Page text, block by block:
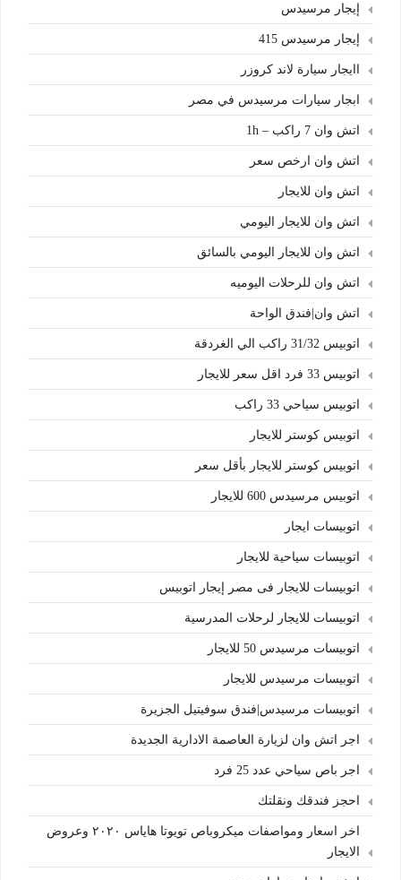
إيجار مرسيدس
إيجار مرسيدس 415
اايجار سيارة لاند كروزر
ابجار سيارات مرسيدس في مصر
اتش وان 7 راكب – 1h
اتش وان ارخص سعر
اتش وان للايجار
اتش وان للايجار اليومي
اتش وان للايجار اليومي بالسائق
اتش وان للرحلات اليوميه
اتش وان|فندق الواحة
اتوبيس 31/32 راكب الي الغردقة
اتوبيس 33 فرد اقل سعر للايجار
اتوبيس سياحي 33 راكب
اتوبيس كوستر للايجار
اتوبيس كوستر للايجار بأقل سعر
اتوبيس مرسيدس 600 للايجار
اتوبيسات ايجار
اتوبيسات سياحية للايجار
اتوبيسات للايجار فى مصر إيجار اتوبيس
اتوبيسات للايجار لرحلات المدرسية
اتوبيسات مرسيدس 50 للايجار
اتوبيسات مرسيدس للايجار
اتوبيسات مرسيدس|فندق سوفيتيل الجزيرة
اجر اتش وان لزيارة العاصمة الادارية الجديدة
اجر باص سياحي عدد 25 فرد
احجز فندقك ونقلتك
اخر اسعار ومواصفات ميكروباص تويوتا هاياس ٢٠٢٠ وعروض
الايجار